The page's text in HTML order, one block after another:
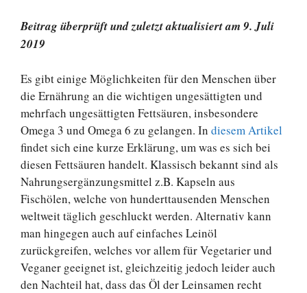
Beitrag überprüft und zuletzt aktualisiert am 9. Juli
2019
Es gibt einige Möglichkeiten für den Menschen über
die Ernährung an die wichtigen ungesättigten und
mehrfach ungesättigten Fettsäuren, insbesondere
Omega 3 und Omega 6 zu gelangen. In diesem Artikel
findet sich eine kurze Erklärung, um was es sich bei
diesen Fettsäuren handelt. Klassisch bekannt sind als
Nahrungsergänzungsmittel z.B. Kapseln aus
Fischölen, welche von hunderttausenden Menschen
weltweit täglich geschluckt werden. Alternativ kann
man hingegen auch auf einfaches Leinöl
zurückgreifen, welches vor allem für Vegetarier und
Veganer geeignet ist, gleichzeitig jedoch leider auch
den Nachteil hat, dass das Öl der Leinsamen recht